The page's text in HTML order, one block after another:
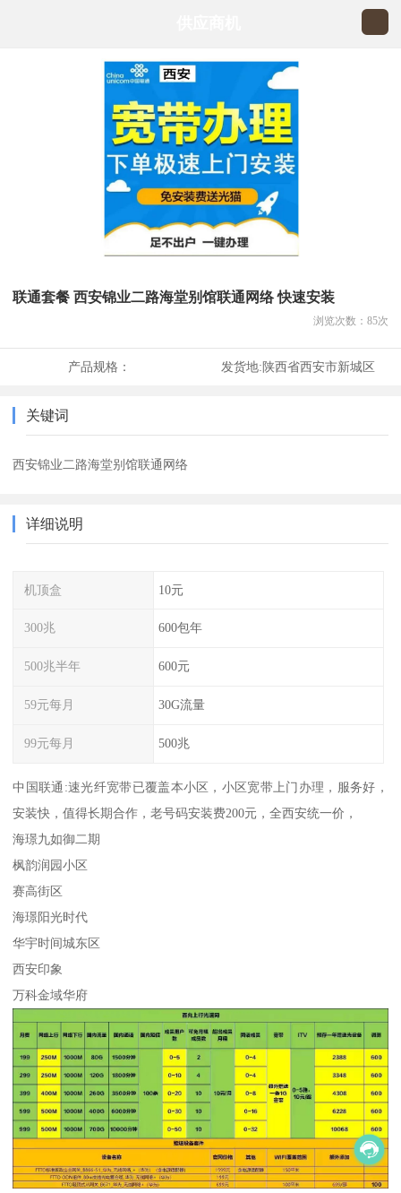
联通套餐 西安锦业二路海堂别馆联通网络 快速安装
浏览次数： 85次
产品规格： 发货地:陕西省西安市新城区
关键词
西安锦业二路海堂别馆联通网络
详细说明
机顶盒 10元
300兆 600包年
500兆半年 600元
59元每月 30G流量
99元每月 500兆
中国联通:速光纤宽带已覆盖本小区，小区宽带上门办理，服务好，
安装快，值得长期合作，老号码安装费200元，全西安统一价，
海璟九如御二期
枫韵润园小区
赛高街区
海璟阳光时代
华宇时间城东区
西安印象
万科金域华府